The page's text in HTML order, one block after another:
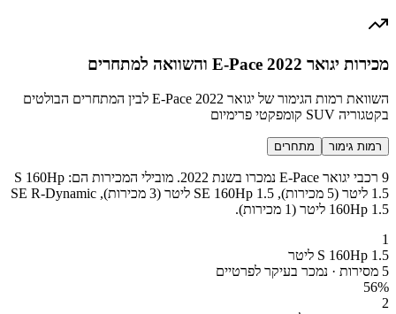
מכירות יגואר E-Pace 2022 והשוואה למתחרים
השוואת רמות הגימור של יגואר E-Pace 2022 לבין המתחרים הבולטים
בקטגוריה SUV קומפקטי פרימיום
רמות גימור מתחרים
9 רכבי יגואר E-Pace נמכרו בשנת 2022. מובילי המכירות הם: S 160Hp
1.5 ליטר (5 מכירות), SE 160Hp 1.5 ליטר (3 מכירות), SE R-Dynamic
160Hp 1.5 ליטר (1 מכירות).
1
S 160Hp 1.5 ליטר
5 מסירות · נמכר בעיקר לפרטיים
56%
2